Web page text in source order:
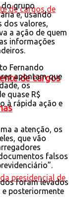
de cargos
do grupo
e, usando
dos valores,
a ação de quem
informações
Fernando
apontam que
os
quase R$
à rápida ação e
a atenção, os
que vão
falsos
foram levados
e posteriormente